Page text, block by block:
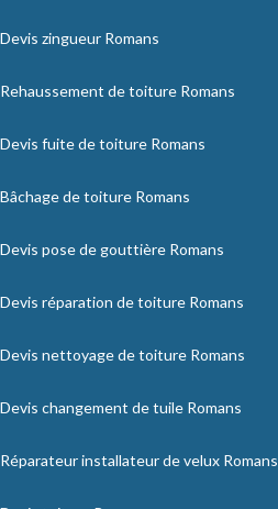
Devis zingueur Romans
Rehaussement de toiture Romans
Devis fuite de toiture Romans
Bâchage de toiture Romans
Devis pose de gouttière Romans
Devis réparation de toiture Romans
Devis nettoyage de toiture Romans
Devis changement de tuile Romans
Réparateur installateur de velux Romans